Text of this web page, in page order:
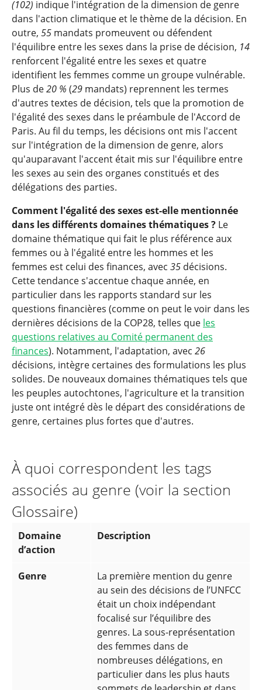
(102) indique l'intégration de la dimension de genre
dans l'action climatique et le thème de la décision. En
outre, 55 mandats promeuvent ou défendent
l'équilibre entre les sexes dans la prise de décision, 14
renforcent l'égalité entre les sexes et quatre
identifient les femmes comme un groupe vulnérable.
Plus de20 % (29 mandats) reprennent les termes
d'autres textes de décision, tels que la promotion de
l'égalité des sexes dans le préambule de l'Accord de
Paris. Au fil du temps, les décisions ont mis l'accent
sur l'intégration de la dimension de genre, alors
qu'auparavant l'accent était mis sur l'équilibre entre
les sexes au sein des organes constitués et des
délégations des parties.
Comment l'égalité des sexes est-elle mentionnée
dans les différents domaines thématiques ? Le
domaine thématique qui fait le plus référence aux
femmes ou à l'égalité entre les hommes et les
femmes est celui des finances, avec 35 décisions.
Cette tendance s'accentue chaque année, en
particulier dans les rapports standard sur les
questions financières (comme on peut le voir dans les
dernières décisions de la COP28, telles que les
questions relatives au Comité permanent des
finances). Notamment, l'adaptation, avec 26
décisions, intègre certaines des formulations les plus
solides. De nouveaux domaines thématiques tels que
les peuples autochtones, l'agriculture et la transition
juste ont intégré dès le départ des considérations de
genre, certaines plus fortes que d'autres.
À quoi correspondent les tags
associés au genre (voir la section
Glossaire)
Domaine
d’action
Description
Genre
La première mention du genre
au sein des décisions de l’UNFCC
était un choix indépendant
focalisé sur l’équilibre des
genres. La sous-représentation
des femmes dans de
nombreuses délégations, en
particulier dans les plus hauts